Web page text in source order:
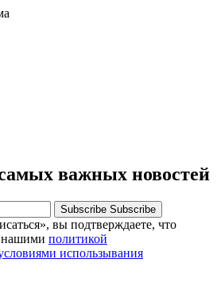
важных новостей
Subscribe Subscribe
вы подтверждаете, что
нашими политикой
использывания